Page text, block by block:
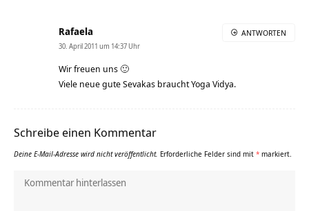
Rafaela
30. April 2011 um 14:37 Uhr
Wir freuen uns 🙂
Viele neue gute Sevakas braucht Yoga Vidya.
ANTWORTEN
Schreibe einen Kommentar
Deine E-Mail-Adresse wird nicht veröffentlicht. Erforderliche Felder sind mit * markiert.